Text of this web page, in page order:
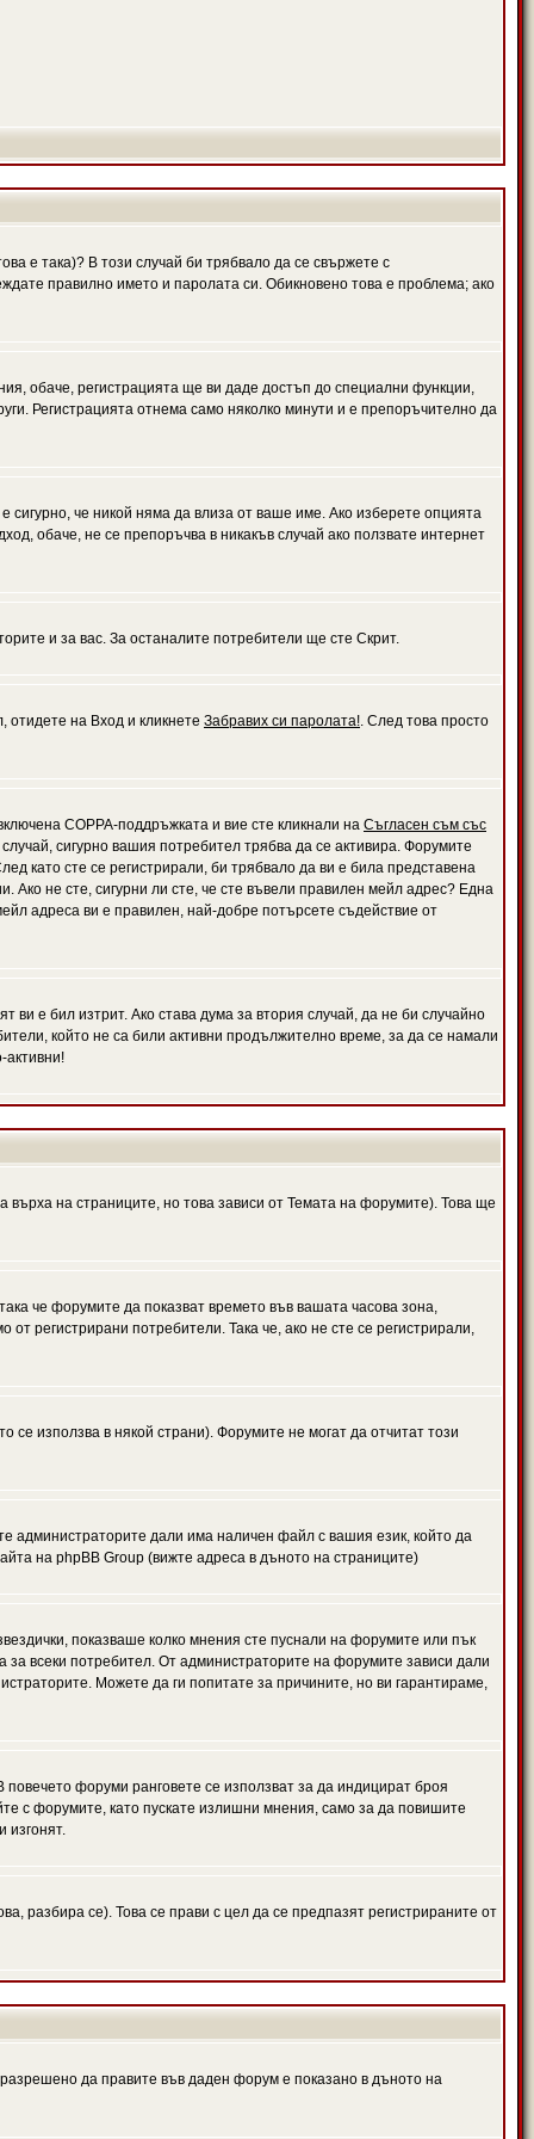
е така)? В този случай би трябвало да се свържете с
правилно името и паролата си. Обикновено това е проблема; ако
обаче, регистрацията ще ви даде достъп до специални функции,
Регистрацията отнема само няколко минути и е препоръчително да
сигурно, че никой няма да влиза от ваше име. Ако изберете опцията
обаче, не се препоръчва в никакъв случай ако ползвате интернет
и за вас. За останалите потребители ще сте Скрит.
на Вход и кликнете Забравих си паролата!. След това просто
COPPA-поддръжката и вие сте кликнали на Съгласен съм със
сигурно вашия потребител трябва да се активира. Форумите
като сте се регистрирали, би трябвало да ви е била представена
не сте, сигурни ли сте, че сте въвели правилен мейл адрес? Една
адреса ви е правилен, най-добре потърсете съдействие от
е бил изтрит. Ако става дума за втория случай, да не би случайно
който не са били активни продължително време, за да се намали
активни!
на страниците, но това зависи от Темата на форумите). Това ще
че форумите да показват времето във вашата часова зона,
регистрирани потребители. Така че, ако не сте се регистрирали,
се използва в някой страни). Форумите не могат да отчитат този
администраторите дали има наличен файл с вашия език, който да
на phpBB Group (вижте адреса в дъното на страниците)
показваше колко мнения сте пуснали на форумите или пък
за всеки потребител. От администраторите на форумите зависи дали
Можете да ги попитате за причините, но ви гарантираме,
форуми ранговете се използват за да индицират броя
с форумите, като пускате излишни мнения, само за да повишите
изгонят.
разбира се). Това се прави с цел да се предпазят регистрираните от
да правите във даден форум е показано в дъното на